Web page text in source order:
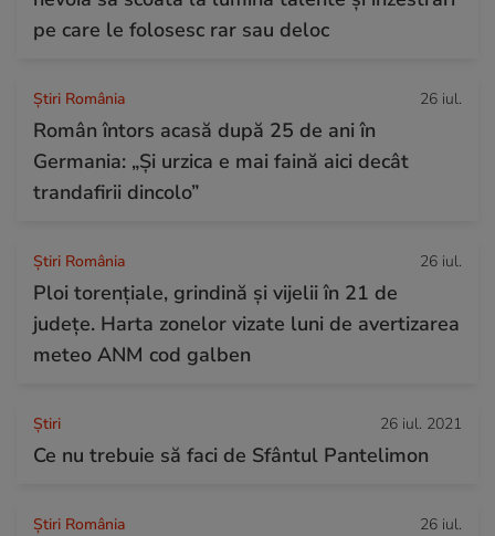
pe care le folosesc rar sau deloc
Știri România 26 iul.
Român întors acasă după 25 de ani în
Germania: „Și urzica e mai faină aici decât
trandafirii dincolo”
Știri România 26 iul.
Ploi torențiale, grindină și vijelii în 21 de
județe. Harta zonelor vizate luni de avertizarea
meteo ANM cod galben
Ştiri 26 iul. 2021
Ce nu trebuie să faci de Sfântul Pantelimon
Știri România 26 iul.